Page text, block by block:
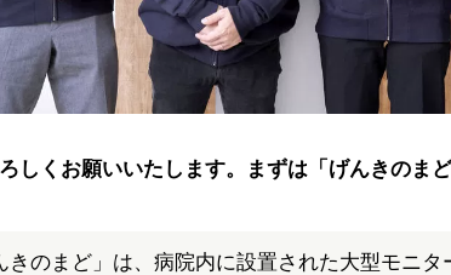
くお願いいたします。まずは「げんきのまど
きのまど」は、病院内に設置された大型モニ